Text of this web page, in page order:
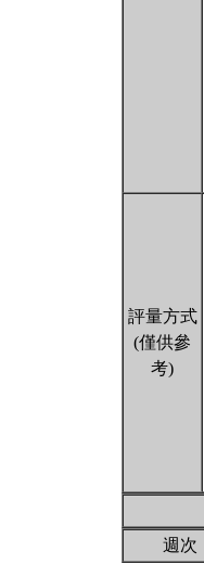
評量方式
(僅供參
考)
週次